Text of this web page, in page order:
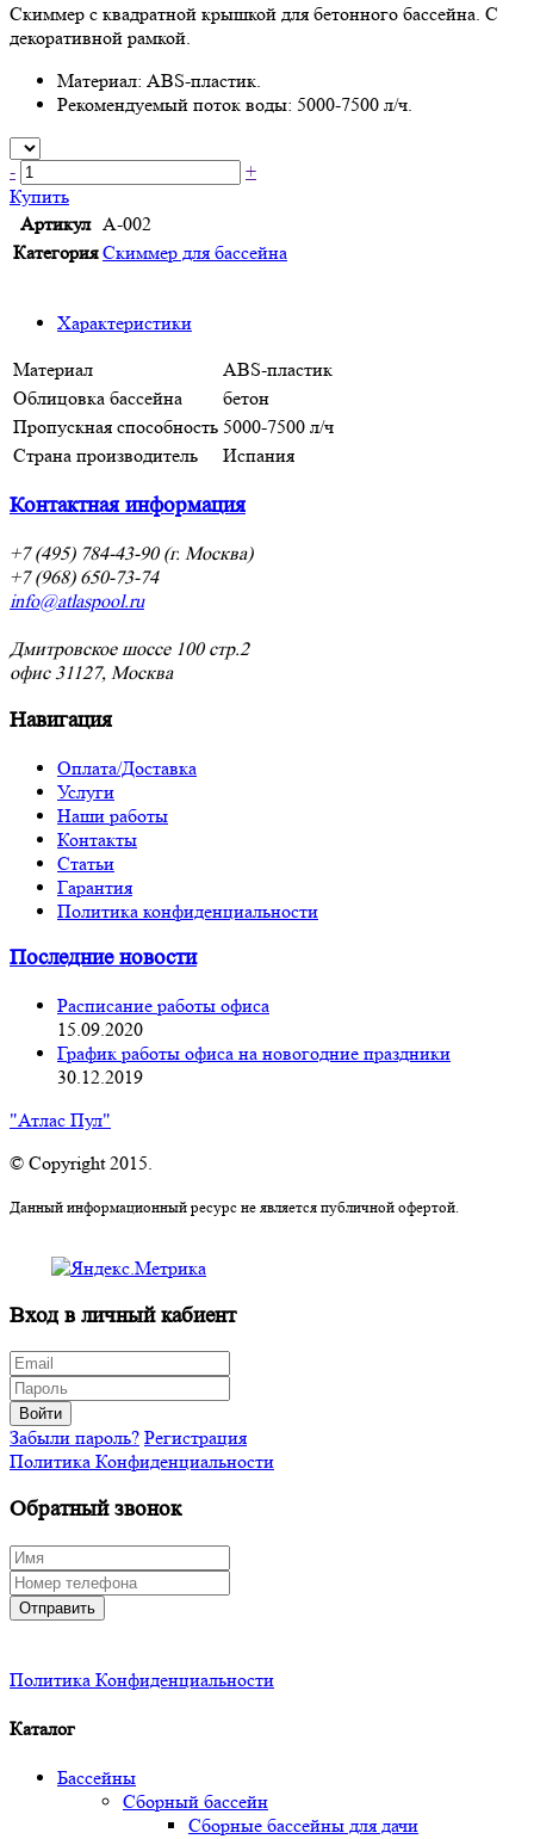
Скиммер с квадратной крышкой для бетонного бассейна. С
декоративной рамкой.
Материал: ABS-пластик.
Рекомендуемый поток воды: 5000-7500 л/ч.
-
+
Купить
Артикул A-002
Категория Скиммер для бассейна
Характеристики
Материал
ABS-пластик
Облицовка бассейна
бетон
Пропускная способность 5000-7500 л/ч
Страна производитель
Испания
Контактная информация
+7 (495) 784-43-90 (г. Москва)
+7 (968) 650-73-74
info@atlaspool.ru
Дмитровское шоссе 100 стр.2
офис 31127, Москва
Навигация
Оплата/Доставка
Услуги
Наши работы
Контакты
Статьи
Гарантия
Политика конфиденциальности
Последние новости
Расписание работы офиса
15.09.2020
График работы офиса на новогодние праздники
30.12.2019
"Атлас Пул"
© Copyright 2015.
Данный информационный ресурс не является публичной офертой.
Вход в личный кабиент
Войти
Забыли пароль? Регистрация
Политика Конфиденциальности
Обратный звонок
Отправить
Политика Конфиденциальности
Каталог
Бассейны
Сборный бассейн
Сборные бассейны для дачи